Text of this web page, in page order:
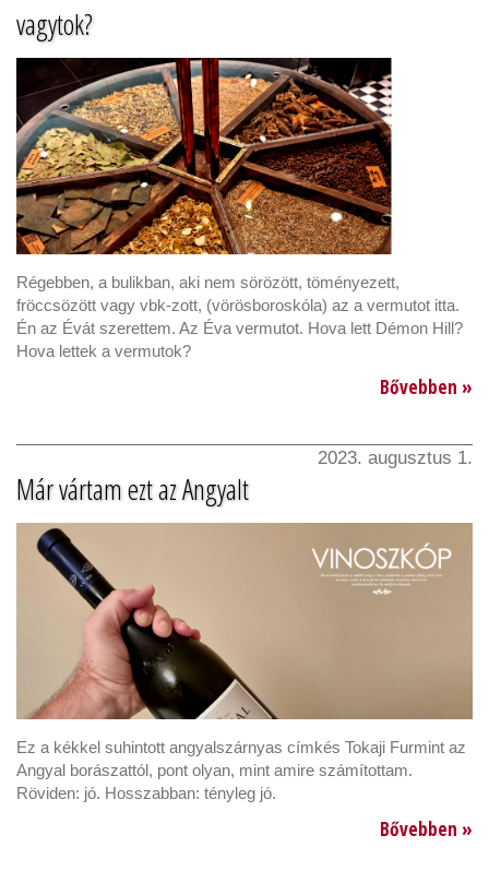
vagytok?
Régebben, a bulikban, aki nem sörözött, töményezett,
fröccsözött vagy vbk-zott, (vörösboroskóla) az a vermutot itta.
Én az Évát szerettem. Az Éva vermutot. Hova lett Démon Hill?
Hova lettek a vermutok?
Bővebben »
2023. augusztus 1.
Már vártam ezt az Angyalt
Ez a kékkel suhintott angyalszárnyas címkés Tokaji Furmint az
Angyal borászattól, pont olyan, mint amire számítottam.
Röviden: jó. Hosszabban: tényleg jó.
Bővebben »